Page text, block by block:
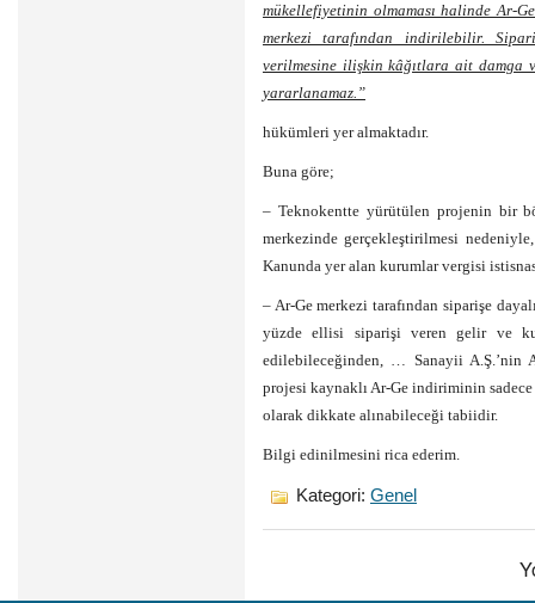
mükellefiyetinin olmaması halinde Ar-
merkezi tarafından indirilebilir.
verilmesine ilişkin kâğıtlara ait damga
yararlanamaz.”
hükümleri yer almaktadır.
Buna göre;
– Teknokentte yürütülen projenin bir
merkezinde gerçekleştirilmesi
Kanunda yer alan kurumlar vergisi
– Ar-Ge merkezi tarafından siparişe
yüzde ellisi siparişi veren gelir ve
edilebileceğinden, … Sanayii A.Ş.’nin
projesi kaynaklı Ar-Ge indiriminin
olarak dikkate alınabileceği tabiidir.
Bilgi edinilmesini rica ederim.
Kategori: Genel